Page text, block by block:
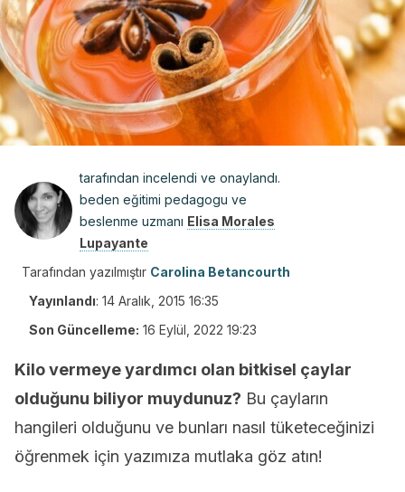
tarafından incelendi ve onaylandı.
beden eğitimi pedagogu ve
beslenme uzmanı Elisa Morales
Lupayante
Tarafından yazılmıştır Carolina Betancourth
Yayınlandı: 14 Aralık, 2015 16:35
Son Güncelleme: 16 Eylül, 2022 19:23
Kilo vermeye yardımcı olan bitkisel çaylar
olduğunu biliyor muydunuz? Bu çayların
hangileri olduğunu ve bunları nasıl tüketeceğinizi
öğrenmek için yazımıza mutlaka göz atın!